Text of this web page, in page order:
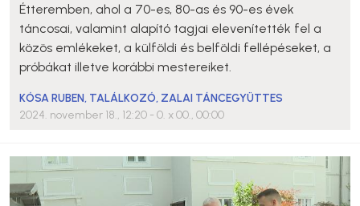
Étteremben, ahol a 70-es, 80-as és 90-es évek
táncosai, valamint alapító tagjai elevenítették fel a
közös emlékeket, a külföldi és belföldi fellépéseket, a
próbákat illetve korábbi mestereiket.
KÓSA RUBEN, TALÁLKOZÓ, ZALAI TÁNCEGYÜTTES
2024. november 18., 12:20 - 0. x 00., 00:00